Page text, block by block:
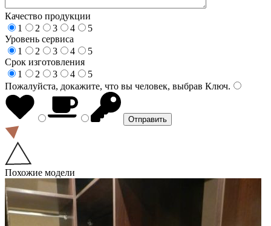
Качество продукции
1
2 3 4
5
Уровень сервиса
1
2 3 4
5
Срок изготовления
1
2 3 4
5
Пожалуйста, докажите, что вы человек, выбрав Ключ.
Похожие модели